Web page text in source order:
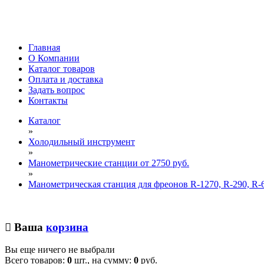
Главная
О Компании
Каталог товаров
Оплата и доставка
Задать вопрос
Контакты
Каталог
»
Холодильный инструмент
»
Манометрические станции от 2750 руб.
»
Манометрическая станция для фреонов R-1270, R-290, R-
Ваша корзина
Вы еще ничего не выбрали
Всего товаров: 0 шт., на сумму: 0 руб.